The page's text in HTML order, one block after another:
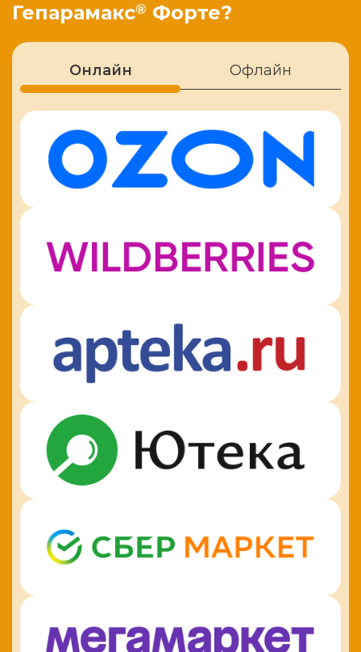
Гепарамакс® Форте?
Онлайн Офлайн